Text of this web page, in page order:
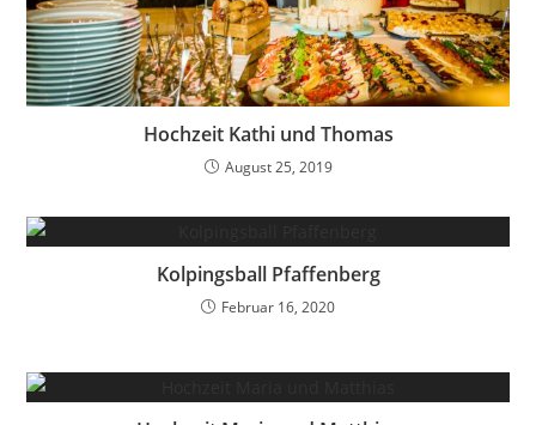
Hochzeit Kathi und Thomas
August 25, 2019
Kolpingsball Pfaffenberg
Februar 16, 2020